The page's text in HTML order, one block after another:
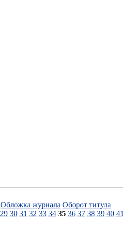
Обложка журнала Оборот титула
29 30 31 32 33 34 35 36 37 38 39 40 41